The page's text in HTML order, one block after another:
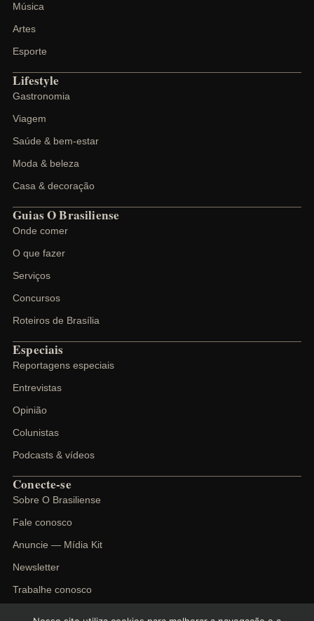
Música
Artes
Esporte
Lifestyle
Gastronomia
Viagem
Saúde & bem-estar
Moda & beleza
Casa & decoração
Guias O Brasiliense
Onde comer
O que fazer
Serviços
Concursos
Roteiros de Brasília
Especiais
Reportagens especiais
Entrevistas
Opinião
Colunistas
Podcasts & vídeos
Conecte-se
Sobre O Brasiliense
Fale conosco
Anuncie — Mídia Kit
Newsletter
Trabalhe conosco